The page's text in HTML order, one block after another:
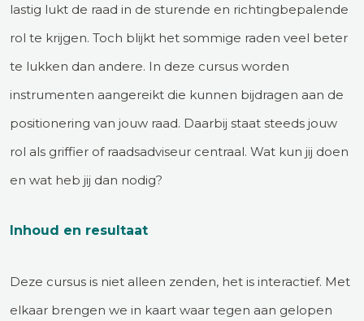
lastig lukt de raad in de sturende en richtingbepalende
rol te krijgen. Toch blijkt het sommige raden veel beter
te lukken dan andere. In deze cursus worden
instrumenten aangereikt die kunnen bijdragen aan de
positionering van jouw raad. Daarbij staat steeds jouw
rol als griffier of raadsadviseur centraal. Wat kun jij doen
en wat heb jij dan nodig?
Inhoud en resultaat
Deze cursus is niet alleen zenden, het is interactief. Met
elkaar brengen we in kaart waar tegen aan gelopen